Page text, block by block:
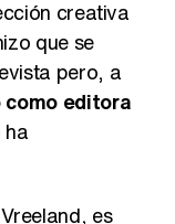
creativa
que se
pero, a
como editora
ha
es